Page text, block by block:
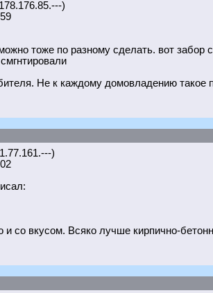
)
тоже по разному сделать. вот забор
Не к каждому домовладению такое
)
и со вкусом. Всяко лучше кирпично-